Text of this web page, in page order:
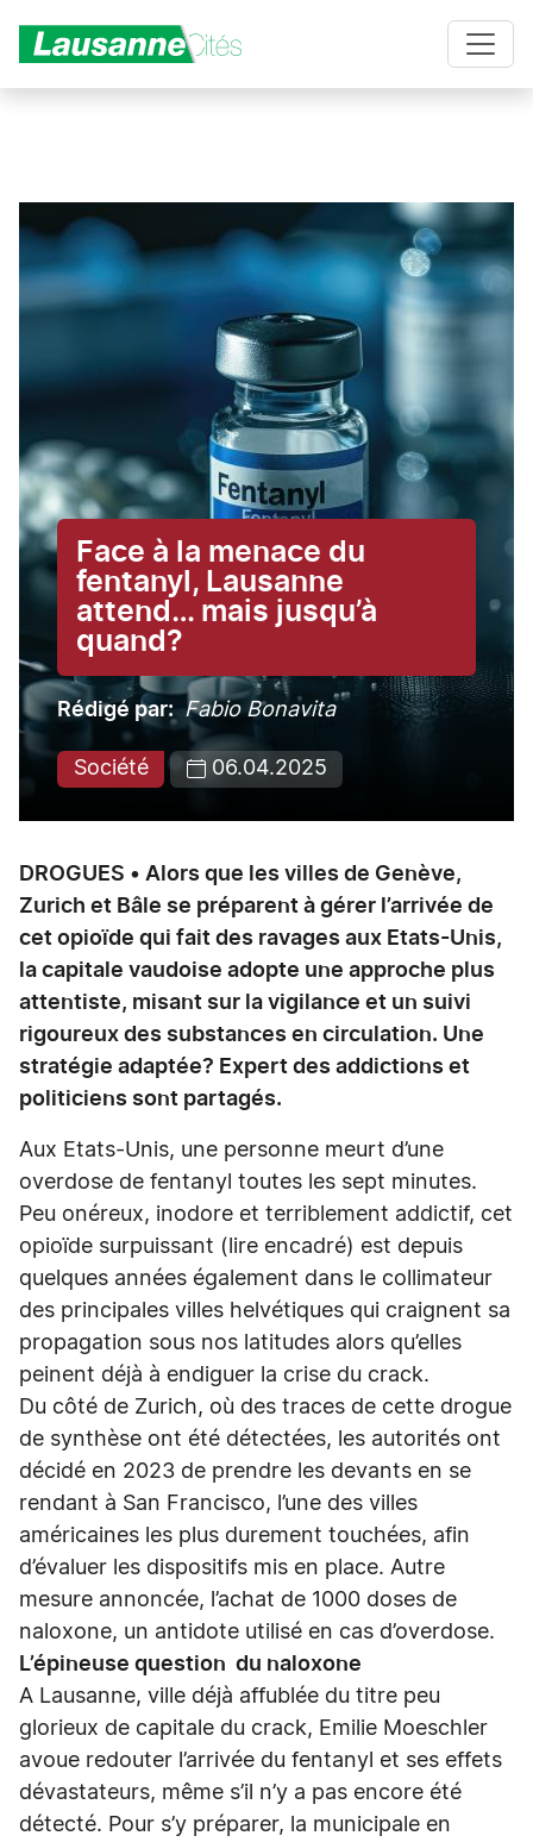
Face à la menace du
fentanyl, Lausanne
attend… mais jusqu’à
quand?
Rédigé par Fabio Bonavita
Société 06.04.2025
DROGUES • Alors que les villes de Genève,
Zurich et Bâle se préparent à gérer l’arrivée de
cet opioïde qui fait des ravages aux Etats-Unis,
la capitale vaudoise adopte une approche plus
attentiste, misant sur la vigilance et un suivi
rigoureux des substances en circulation. Une
stratégie adaptée? Expert des addictions et
politiciens sont partagés.
Aux Etats-Unis, une personne meurt d’une
overdose de fentanyl toutes les sept minutes.
Peu onéreux, inodore et terriblement addictif, cet
opioïde surpuissant (lire encadré) est depuis
quelques années également dans le collimateur
des principales villes helvétiques qui craignent sa
propagation sous nos latitudes alors qu’elles
peinent déjà à endiguer la crise du crack.
Du côté de Zurich, où des traces de cette drogue
de synthèse ont été détectées, les autorités ont
décidé en 2023 de prendre les devants en se
rendant à San Francisco, l’une des villes
américaines les plus durement touchées, afin
d’évaluer les dispositifs mis en place. Autre
mesure annoncée, l’achat de 1000 doses de
naloxone, un antidote utilisé en cas d’overdose.
L’épineuse question du naloxone
A Lausanne, ville déjà affublée du titre peu
glorieux de capitale du crack, Emilie Moeschler
avoue redouter l’arrivée du fentanyl et ses effets
dévastateurs, même s’il n’y a pas encore été
détecté. Pour s’y préparer, la municipale en